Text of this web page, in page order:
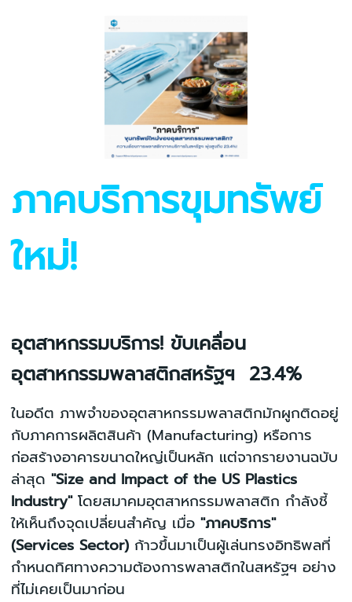
ภาคบริการขุมทรัพย์
ใหม่!
อุตสาหกรรมบริการ! ขับเคลื่อน
อุตสาหกรรมพลาสติกสหรัฐฯ 23.4%
ในอดีต ภาพจำของอุตสาหกรรมพลาสติกมักผูกติดอยู่
กับภาคการผลิตสินค้า (Manufacturing) หรือการ
ก่อสร้างอาคารขนาดใหญ่เป็นหลัก แต่จากรายงานฉบับ
ล่าสุด"Size and Impact of the US Plastics
Industry"โดยสมาคมอุตสาหกรรมพลาสติก กำลังชี้
ให้เห็นถึงจุดเปลี่ยนสำคัญ เมื่อ"ภาคบริการ"
(Services Sector) ก้าวขึ้นมาเป็นผู้เล่นทรงอิทธิพลที่
กำหนดทิศทางความต้องการพลาสติกในสหรัฐฯ อย่าง
ที่ไม่เคยเป็นมาก่อน